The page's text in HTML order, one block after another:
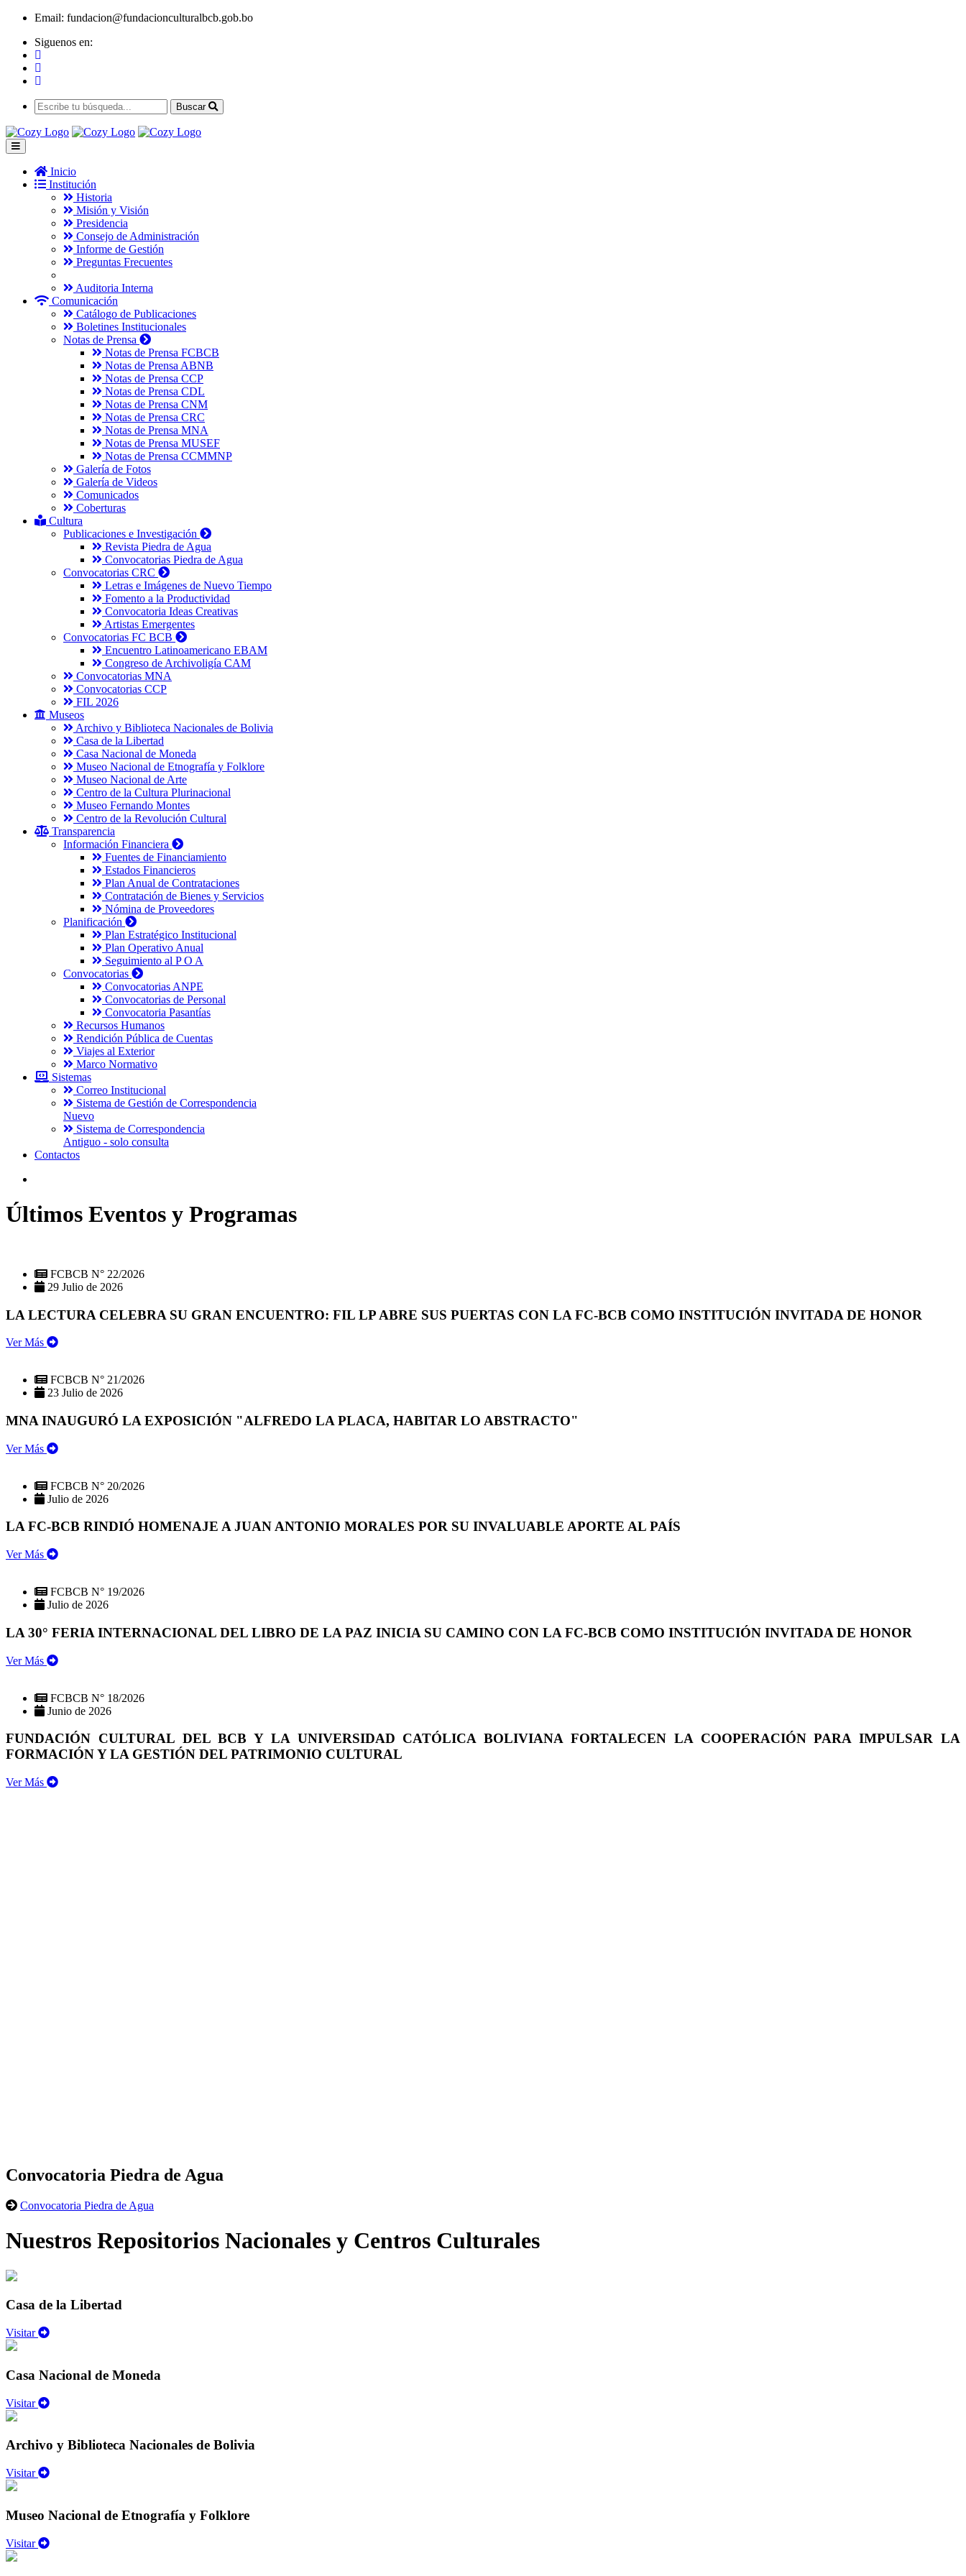
Email: fundacion@fundacionculturalbcb.gob.bo
Siguenos en:
Buscar
Inicio
Institución
Historia
Misión y Visión
Presidencia
Consejo de Administración
Informe de Gestión
Preguntas Frecuentes
Auditoria Interna
Comunicación
Catálogo de Publicaciones
Boletines Institucionales
Notas de Prensa
Notas de Prensa FCBCB
Notas de Prensa ABNB
Notas de Prensa CCP
Notas de Prensa CDL
Notas de Prensa CNM
Notas de Prensa CRC
Notas de Prensa MNA
Notas de Prensa MUSEF
Notas de Prensa CCMMNP
Galería de Fotos
Galería de Videos
Comunicados
Coberturas
Cultura
Publicaciones e Investigación
Revista Piedra de Agua
Convocatorias Piedra de Agua
Convocatorias CRC
Letras e Imágenes de Nuevo Tiempo
Fomento a la Productividad
Convocatoria Ideas Creativas
Artistas Emergentes
Convocatorias FC BCB
Encuentro Latinoamericano EBAM
Congreso de Archivoligía CAM
Convocatorias MNA
Convocatorias CCP
FIL 2026
Museos
Archivo y Biblioteca Nacionales de Bolivia
Casa de la Libertad
Casa Nacional de Moneda
Museo Nacional de Etnografía y Folklore
Museo Nacional de Arte
Centro de la Cultura Plurinacional
Museo Fernando Montes
Centro de la Revolución Cultural
Transparencia
Información Financiera
Fuentes de Financiamiento
Estados Financieros
Plan Anual de Contrataciones
Contratación de Bienes y Servicios
Nómina de Proveedores
Planificación
Plan Estratégico Institucional
Plan Operativo Anual
Seguimiento al P O A
Convocatorias
Convocatorias ANPE
Convocatorias de Personal
Convocatoria Pasantías
Recursos Humanos
Rendición Pública de Cuentas
Viajes al Exterior
Marco Normativo
Sistemas
Correo Institucional
Sistema de Gestión de Correspondencia
Nuevo
Sistema de Correspondencia
Antiguo - solo consulta
Contactos
Últimos Eventos y Programas
FCBCB N° 22/2026
29 Julio de 2026
LA LECTURA CELEBRA SU GRAN ENCUENTRO: FIL LP ABRE SUS PUERTAS CON LA FC-BCB COMO INSTITUCIÓN INVITADA DE HONOR
Ver Más
FCBCB N° 21/2026
23 Julio de 2026
MNA INAUGURÓ LA EXPOSICIÓN "ALFREDO LA PLACA, HABITAR LO ABSTRACTO"
Ver Más
FCBCB N° 20/2026
Julio de 2026
LA FC-BCB RINDIÓ HOMENAJE A JUAN ANTONIO MORALES POR SU INVALUABLE APORTE AL PAÍS
Ver Más
FCBCB N° 19/2026
Julio de 2026
LA 30° FERIA INTERNACIONAL DEL LIBRO DE LA PAZ INICIA SU CAMINO CON LA FC-BCB COMO INSTITUCIÓN INVITADA DE HONOR
Ver Más
FCBCB N° 18/2026
Junio de 2026
FUNDACIÓN CULTURAL DEL BCB Y LA UNIVERSIDAD CATÓLICA BOLIVIANA FORTALECEN LA COOPERACIÓN PARA IMPULSAR LA
FORMACIÓN Y LA GESTIÓN DEL PATRIMONIO CULTURAL
Ver Más
Convocatoria Piedra de Agua
Convocatoria Piedra de Agua
Nuestros Repositorios Nacionales y Centros Culturales
Casa de la Libertad
Visitar
Casa Nacional de Moneda
Visitar
Archivo y Biblioteca Nacionales de Bolivia
Visitar
Museo Nacional de Etnografía y Folklore
Visitar